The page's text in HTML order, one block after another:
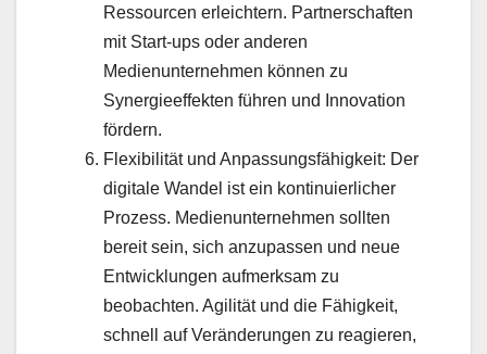
Ressourcen erleichtern. Partnerschaften
mit Start-ups oder anderen
Medienunternehmen können zu
Synergieeffekten führen und Innovation
fördern.
Flexibilität und Anpassungsfähigkeit: Der
digitale Wandel ist ein kontinuierlicher
Prozess. Medienunternehmen sollten
bereit sein, sich anzupassen und neue
Entwicklungen aufmerksam zu
beobachten. Agilität und die Fähigkeit,
schnell auf Veränderungen zu reagieren,